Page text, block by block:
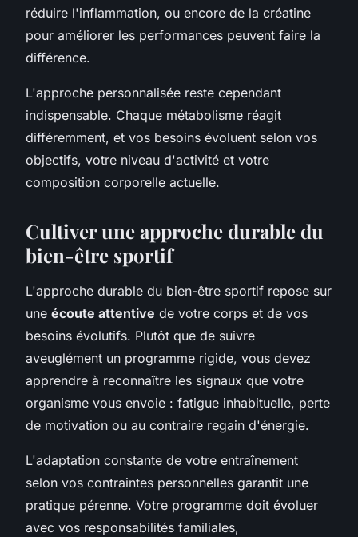
réduire l'inflammation, ou encore de la créatine
pour améliorer les performances peuvent faire la
différence.
L'approche personnalisée reste cependant
indispensable. Chaque métabolisme réagit
différemment, et vos besoins évoluent selon vos
objectifs, votre niveau d'activité et votre
composition corporelle actuelle.
Cultiver une approche durable du
bien-être sportif
L'approche durable du bien-être sportif repose sur
une écoute attentive de votre corps et de vos
besoins évolutifs. Plutôt que de suivre
aveuglément un programme rigide, vous devez
apprendre à reconnaître les signaux que votre
organisme vous envoie : fatigue inhabituelle, perte
de motivation ou au contraire regain d'énergie.
L'adaptation constante de votre entraînement
selon vos contraintes personnelles garantit une
pratique pérenne. Votre programme doit évoluer
avec vos responsabilités familiales,